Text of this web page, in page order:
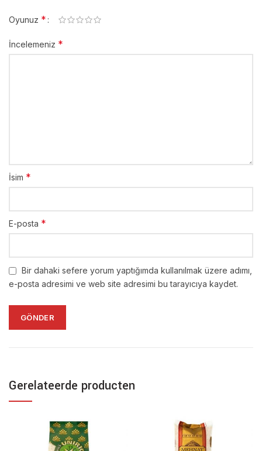
Oyunuz *
İncelemeniz *
İsim *
E-posta *
Bir dahaki sefere yorum yaptığımda kullanılmak üzere adımı,
e-posta adresimi ve web site adresimi bu tarayıcıya kaydet.
Gerelateerde producten